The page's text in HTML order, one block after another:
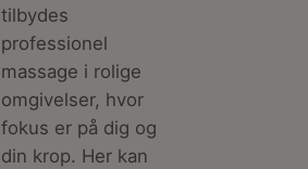
tilbydes
professionel
massage i rolige
omgivelser, hvor
fokus er på dig og
din krop. Her kan